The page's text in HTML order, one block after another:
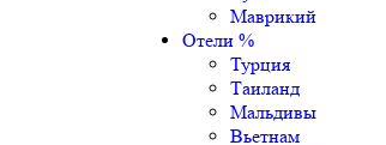
Маврикий
Отели %
Турция
Таиланд
Мальдивы
Вьетнам